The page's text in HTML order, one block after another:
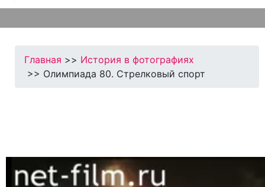
Главная >> История в фотографиях
>> Олимпиада 80. Стрелковый спорт